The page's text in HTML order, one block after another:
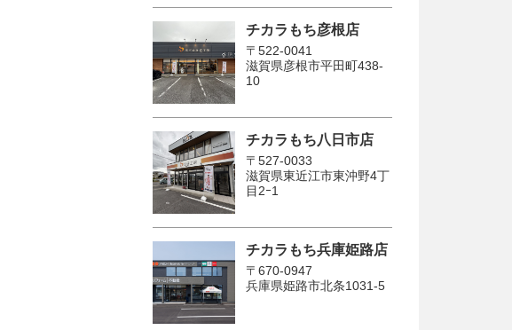
チカラもち彦根店
〒522-0041
滋賀県彦根市平田町438-
10
チカラもち八日市店
〒527-0033
滋賀県東近江市東沖野4丁
目2ｰ1
チカラもち兵庫姫路店
〒670-0947
兵庫県姫路市北条1031-5